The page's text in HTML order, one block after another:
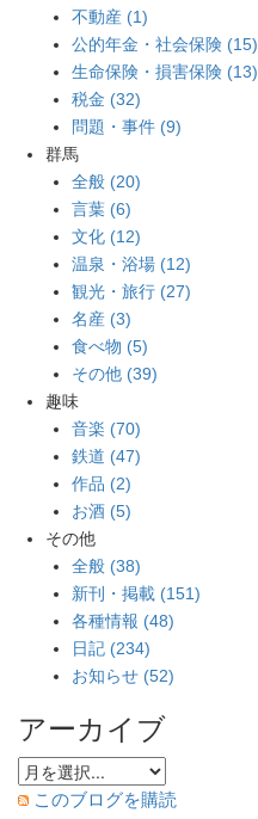
不動産 (1)
公的年金・社会保険 (15)
生命保険・損害保険 (13)
税金 (32)
問題・事件 (9)
群馬
全般 (20)
言葉 (6)
文化 (12)
温泉・浴場 (12)
観光・旅行 (27)
名産 (3)
食べ物 (5)
その他 (39)
趣味
音楽 (70)
鉄道 (47)
作品 (2)
お酒 (5)
その他
全般 (38)
新刊・掲載 (151)
各種情報 (48)
日記 (234)
お知らせ (52)
アーカイブ
このブログを購読